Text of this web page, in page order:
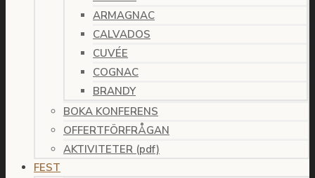
ARMAGNAC
CALVADOS
CUVÉE
COGNAC
BRANDY
BOKA KONFERENS
OFFERTFÖRFRÅGAN
AKTIVITETER (pdf)
FEST